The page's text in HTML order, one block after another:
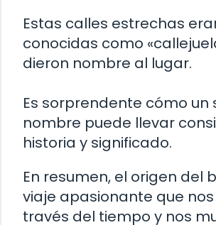
Estas calles estrechas
conocidas como
dieron nombre al lugar.
Es sorprendente cómo un
nombre puede llevar
historia y significado.
En resumen, el origen del
viaje apasionante que
través del tiempo y nos